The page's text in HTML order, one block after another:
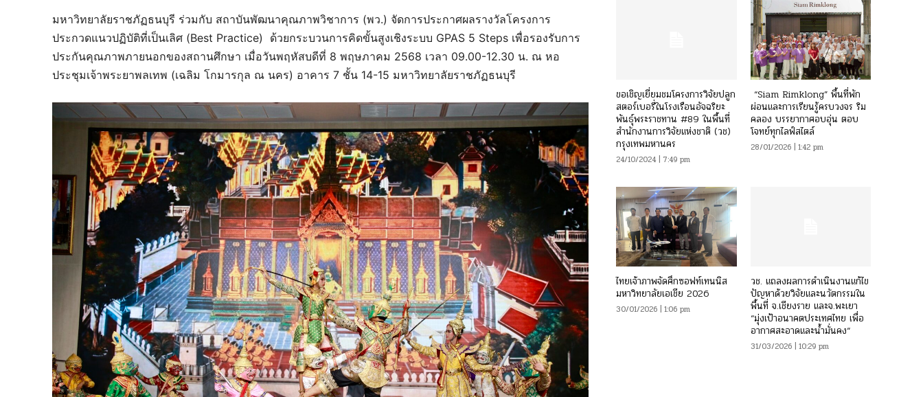
มหาวิทยาลัยราชภัฏธนบุรี ร่วมกับ สถาบันพัฒนาคุณภาพวิชาการ (พว.) จัดการประกาศผลรางวัลโครงการ
ประกวดแนวปฏิบัติที่เป็นเลิศ (Best Practice) ด้วยกระบวนการคิดขั้นสูงเชิงระบบ GPAS 5 Steps เพื่อรองรับการ
ประกันคุณภาพภายนอกของสถานศึกษา เมื่อวันพฤหัสบดีที่ 8 พฤษภาคม 2568 เวลา 09.00-12.30 น. ณ หอ
ประชุมเจ้าพระยาพลเทพ (เฉลิม โกมารกุล ณ นคร) อาคาร 7 ชั้น 14-15 มหาวิทยาลัยราชภัฏธนบุรี
ขอเชิญเยี่ยมชมโครงการวิจัยปลูก
สตอร์เบอรี่ในโรงเรือนอัจฉริยะ
พันธุ์พระราชทาน #89 ในพื้นที่
สำนักงานการวิจัยแห่งชาติ (วช)
กรุงเทพมหานคร
24/10/2024 | 7:49 pm
“Siam Rimklong” พื้นที่พัก
ผ่อนและการเรียนรู้ครบวงจร ริม
คลอง บรรยากาศอบอุ่น ตอบ
โจทย์ทุกไลฟ์สไตล์
28/01/2026 | 1:42 pm
ไทยเจ้าภาพจัดศึกซอฟท์เทนนิส
มหาวิทยาลัยเอเชีย 2026
30/01/2026 | 1:06 pm
วช. แถลงผลการดำเนินงานแก้ไข
ปัญหาด้วยวิจัยและนวัตกรรมใน
พื้นที่ จ.เชียงราย และจ.พะเยา
“มุ่งเป้าอนาคตประเทศไทย เพื่อ
อากาศสะอาดและน้ำมั่นคง“
31/03/2026 | 10:29 pm